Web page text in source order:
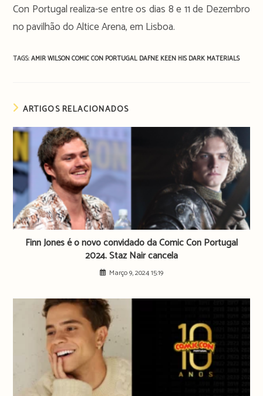
Con Portugal realiza-se entre os dias 8 e 11 de Dezembro
no pavilhão do Altice Arena, em Lisboa.
TAGS:AMIR WILSONCOMIC CON PORTUGAL DAFNE KEEN HIS DARK MATERIALS
ARTIGOS RELACIONADOS
Finn Jones é o novo convidado da Comic Con Portugal
2024. Staz Nair cancela
Março 9, 2024 15:19